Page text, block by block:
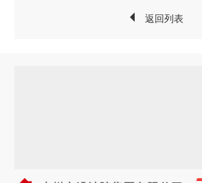
返回列表